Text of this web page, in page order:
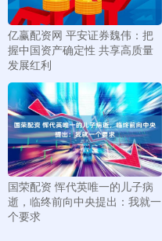
亿赢配资网 平安证券魏伟：把
握中国资产确定性 共享高质量
发展红利
国荣配资 恽代英唯一的儿子病
逝，临终前向中央提出：我就一
个要求